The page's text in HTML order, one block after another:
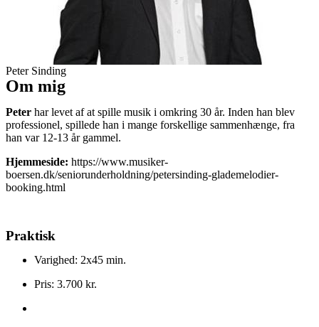
Peter Sinding
Om mig
Peter har levet af at spille musik i omkring 30 år. Inden han blev
professionel, spillede han i mange forskellige sammenhænge, fra
han var 12-13 år gammel.
Hjemmeside: https://www.musiker-
boersen.dk/seniorunderholdning/petersinding-glademelodier-
booking.html
Praktisk
Varighed: 2x45 min.
Pris: 3.700 kr.